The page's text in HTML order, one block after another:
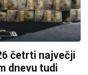
četrti največji
dnevu tudi